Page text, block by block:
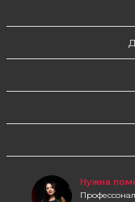
Нужна